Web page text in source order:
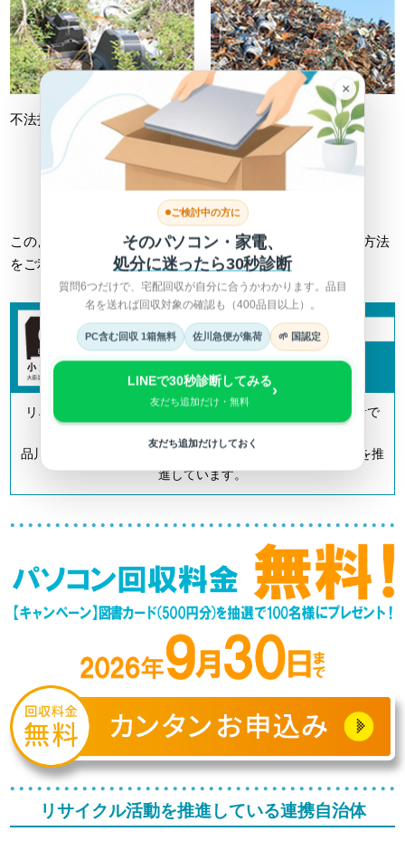
不法投棄 不適切処理
詳しくは総務省HPへ >
このようなトラブルに巻き込まれない為にも、正しい回収方法
をご利用ください。
リネットジャパンは「小型家電リサイクル法」の認定事業者で
品川区を含む全国700以上の自治体とも連携してリサイクルを推
進しています。
リサイクル活動を推進している連携自治体
×
ご検討中の方に
そのパソコン・家電、
処分に迷ったら30秒診断
質問6つだけで、宅配回収が自分に合うかわかります。品目
名を送れば回収対象の確認も（400品目以上）。
PC含む回収 1箱無料 佐川急便が集荷 🌱 国認定
LINEで30秒診断してみる
友だち追加だけ・無料
›
友だち追加だけしておく